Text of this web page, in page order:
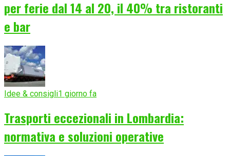
per ferie dal 14 al 20, il 40% tra ristoranti
e bar
Idee & consigli1 giorno fa
Trasporti eccezionali in Lombardia:
normativa e soluzioni operative